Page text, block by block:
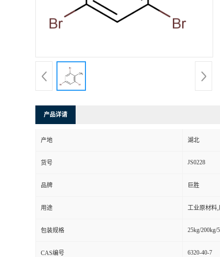
产品详请
产地 湖北
货号 JS0228
品牌 巨胜
用途 工业原材料
包装规格 25kg/200kg/
CAS编号 6320-40-7